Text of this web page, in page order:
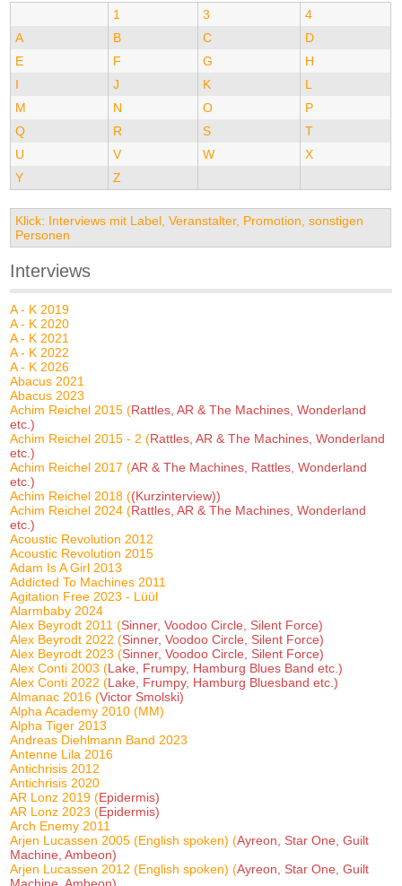
1 3
4
A
B C
D
E
F G
H
I
J K
L
M
N O
P
Q
R S
T
U
V W
X
Y
Z
Klick: Interviews mit Label, Veranstalter, Promotion, sonstigen
Personen
Interviews
A - K 2019
A - K 2020
A - K 2021
A - K 2022
A - K 2026
Abacus 2021
Abacus 2023
Achim Reichel 2015 (Rattles, AR & The Machines, Wonderland
etc.)
Achim Reichel 2015 - 2 (Rattles, AR & The Machines, Wonderland
etc.)
Achim Reichel 2017 (AR & The Machines, Rattles, Wonderland
etc.)
Achim Reichel 2018 ((Kurzinterview))
Achim Reichel 2024 (Rattles, AR & The Machines, Wonderland
etc.)
Acoustic Revolution 2012
Acoustic Revolution 2015
Adam Is A Girl 2013
Addicted To Machines 2011
Agitation Free 2023 - Lüül
Alarmbaby 2024
Alex Beyrodt 2011 (Sinner, Voodoo Circle, Silent Force)
Alex Beyrodt 2022 (Sinner, Voodoo Circle, Silent Force)
Alex Beyrodt 2023 (Sinner, Voodoo Circle, Silent Force)
Alex Conti 2003 (Lake, Frumpy, Hamburg Blues Band etc.)
Alex Conti 2022 (Lake, Frumpy, Hamburg Bluesband etc.)
Almanac 2016 (Victor Smolski)
Alpha Academy 2010 (MM)
Alpha Tiger 2013
Andreas Diehlmann Band 2023
Antenne Lila 2016
Antichrisis 2012
Antichrisis 2020
AR Lonz 2019 (Epidermis)
AR Lonz 2023 (Epidermis)
Arch Enemy 2011
Arjen Lucassen 2005 (English spoken) (Ayreon, Star One, Guilt
Machine, Ambeon)
Arjen Lucassen 2012 (English spoken) (Ayreon, Star One, Guilt